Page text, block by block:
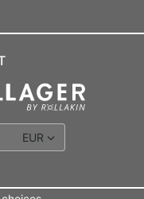
EUR